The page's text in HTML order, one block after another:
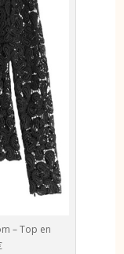
– Top en